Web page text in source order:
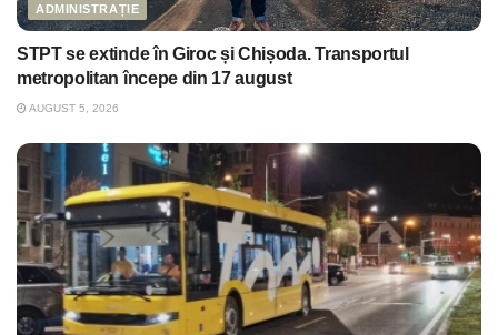
ADMINISTRAȚIE
STPT se extinde în Giroc și Chișoda. Transportul
metropolitan începe din 17 august
AUGUST 5, 2026